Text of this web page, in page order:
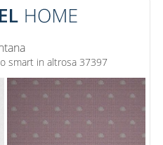
smart in altrosa 37397